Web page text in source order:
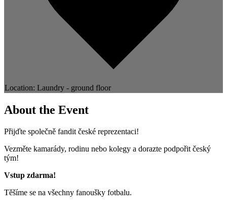
Location: Laundry - ground floor
About the Event
Přijďte společně fandit české reprezentaci!
Vezměte kamarády, rodinu nebo kolegy a dorazte podpořit český
tým!
Vstup zdarma!
Těšíme se na všechny fanoušky fotbalu.